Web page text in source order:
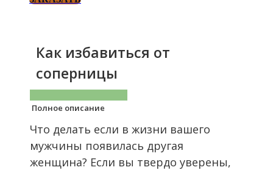
Как избавиться от
соперницы
Полное описание
Что делать если в жизни вашего
мужчины появилась другая
женщина? Если вы твердо уверены,